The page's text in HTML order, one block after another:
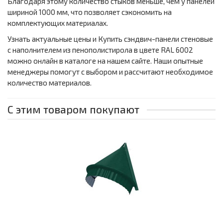
шириной 1000 мм, что позволяет сэкономить на
комплектующих материалах.
Узнать актуальные цены и Купить сэндвич-панели стеновые
с наполнителем из пенополистирола в цвете RAL 6002
можно онлайн в каталоге на нашем сайте. Наши опытные
менеджеры помогут с выбором и рассчитают необходимое
количество материалов.
С этим товаром покупают